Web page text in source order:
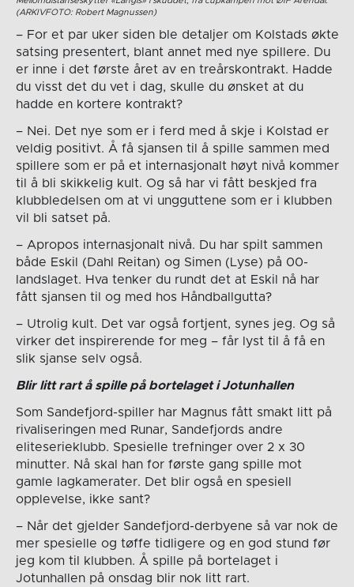
(ARKIVFOTO: Robert Magnussen)
– For et par uker siden ble detaljer om Kolstads økte
satsing presentert, blant annet med nye spillere. Du
er inne i det første året av en treårskontrakt. Hadde
du visst det du vet i dag, skulle du ønsket at du
hadde en kortere kontrakt?
– Nei. Det nye som er i ferd med å skje i Kolstad er
veldig positivt. Å få sjansen til å spille sammen med
spillere som er på et internasjonalt høyt nivå kommer
til å bli skikkelig kult. Og så har vi fått beskjed fra
klubbledelsen om at vi ungguttene som er i klubben
vil bli satset på.
– Apropos internasjonalt nivå. Du har spilt sammen
både Eskil (Dahl Reitan) og Simen (Lyse) på 00-
landslaget. Hva tenker du rundt det at Eskil nå har
fått sjansen til og med hos Håndballgutta?
– Utrolig kult. Det var også fortjent, synes jeg. Og så
virker det inspirerende for meg – får lyst til å få en
slik sjanse selv også.
Blir litt rart å spille på bortelaget i Jotunhallen
Som Sandefjord-spiller har Magnus fått smakt litt på
rivaliseringen med Runar, Sandefjords andre
eliteserieklubb. Spesielle trefninger over 2 x 30
minutter. Nå skal han for første gang spille mot
gamle lagkamerater. Det blir også en spesiell
opplevelse, ikke sant?
– Når det gjelder Sandefjord-derbyene så var nok de
mer spesielle og tøffe tidligere og en god stund før
jeg kom til klubben. Å spille på bortelaget i
Jotunhallen på onsdag blir nok litt rart.